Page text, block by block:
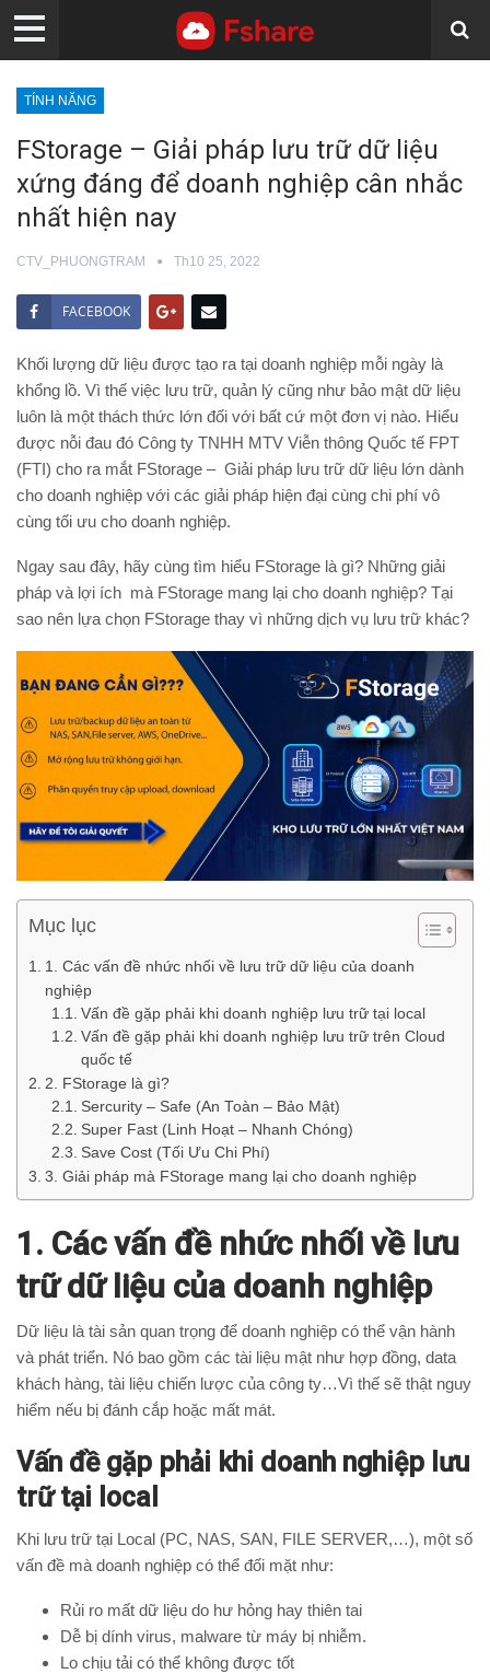
TÍNH NĂNG
FStorage – Giải pháp lưu trữ dữ liệu
xứng đáng để doanh nghiệp cân nhắc
nhất hiện nay
CTV_PHUONGTRAM Th10 25, 2022
FACEBOOK
Khối lượng dữ liệu được tạo ra tại doanh nghiệp mỗi ngày là
khổng lồ. Vì thế việc lưu trữ, quản lý cũng như bảo mật dữ liệu
luôn là một thách thức lớn đối với bất cứ một đơn vị nào. Hiểu
được nỗi đau đó Công ty TNHH MTV Viễn thông Quốc tế FPT
(FTI) cho ra mắt FStorage – Giải pháp lưu trữ dữ liệu lớn dành
cho doanh nghiệp với các giải pháp hiện đại cùng chi phí vô
cùng tối ưu cho doanh nghiệp.
Ngay sau đây, hãy cùng tìm hiểu FStorage là gì? Những giải
pháp và lợi ích mà FStorage mang lại cho doanh nghiệp? Tại
sao nên lựa chọn FStorage thay vì những dịch vụ lưu trữ khác?
Mục lục
1. Các vấn đề nhức nhối về lưu trữ dữ liệu của doanh
nghiệp
Vấn đề gặp phải khi doanh nghiệp lưu trữ tại local
Vấn đề gặp phải khi doanh nghiệp lưu trữ trên Cloud
quốc tế
2. FStorage là gì?
Sercurity – Safe (An Toàn – Bảo Mật)
Super Fast (Linh Hoạt – Nhanh Chóng)
Save Cost (Tối Ưu Chi Phí)
3. Giải pháp mà FStorage mang lại cho doanh nghiệp
1. Các vấn đề nhức nhối về lưu
trữ dữ liệu của doanh nghiệp
Dữ liệu là tài sản quan trọng để doanh nghiệp có thể vận hành
và phát triển. Nó bao gồm các tài liệu mật như hợp đồng, data
khách hàng, tài liệu chiến lược của công ty…Vì thế sẽ thật nguy
hiểm nếu bị đánh cắp hoặc mất mát.
Vấn đề gặp phải khi doanh nghiệp lưu
trữ tại local
Khi lưu trữ tại Local (PC, NAS, SAN, FILE SERVER,…), một số
vấn đề mà doanh nghiệp có thể đối mặt như:
Rủi ro mất dữ liệu do hư hỏng hay thiên tai
Dễ bị dính virus, malware từ máy bị nhiễm.
Lo chịu tải có thể không được tốt